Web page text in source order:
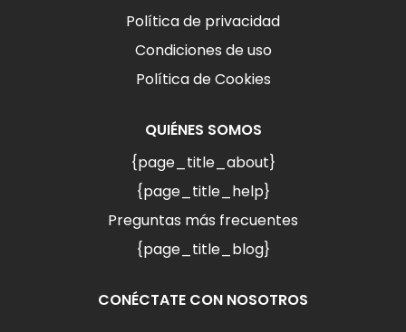
Política de privacidad
Condiciones de uso
Política de Cookies
QUIÉNES SOMOS
{page_title_about}
{page_title_help}
Preguntas más frecuentes
{page_title_blog}
CONÉCTATE CON NOSOTROS